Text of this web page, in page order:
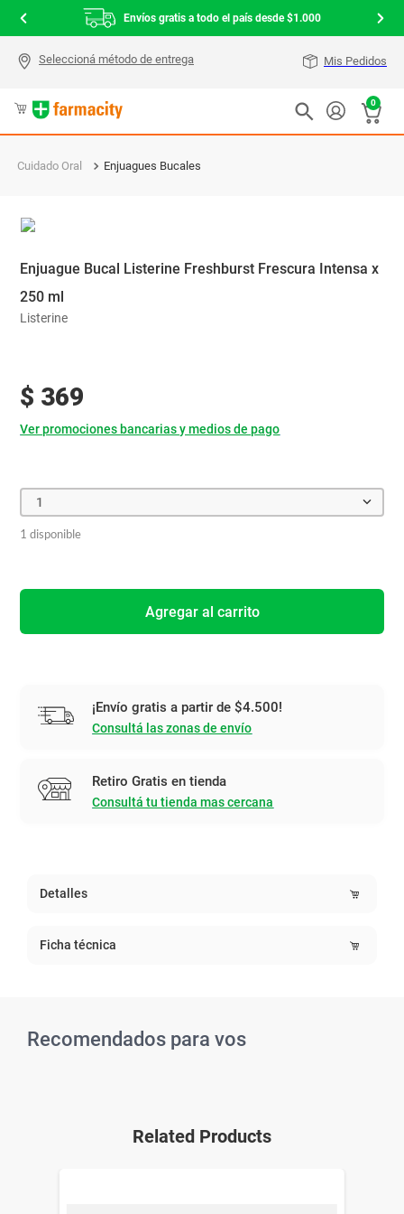
Envíos gratis a todo el país desde $1.000
Mis Pedidos
0
Cuidado Oral Enjuagues Bucales
Enjuague Bucal Listerine Freshburst Frescura Intensa x
250 ml
Listerine
$ 369
Ver promociones bancarias y medios de pago
1
1 disponible
Agregar al carrito
¡Envío gratis a partir de $4.500!
Consultá las zonas de envío
Retiro Gratis en tienda
Consultá tu tienda mas cercana
Detalles
Ficha técnica
Recomendados para vos
Related Products